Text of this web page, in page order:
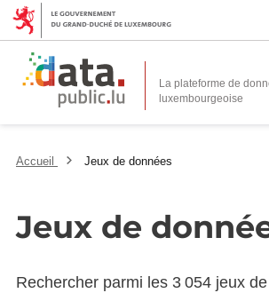
La plateforme de
Accueil Jeux de données
Jeux de
Rechercher parmi les 3 054 jeux